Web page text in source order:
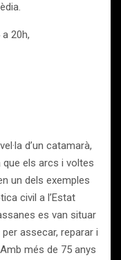
20h,
d’un catamarà,
que els arcs i voltes
un dels exemples
civil a l’Estat
es van situar
assecar, reparar i
més de 75 anys